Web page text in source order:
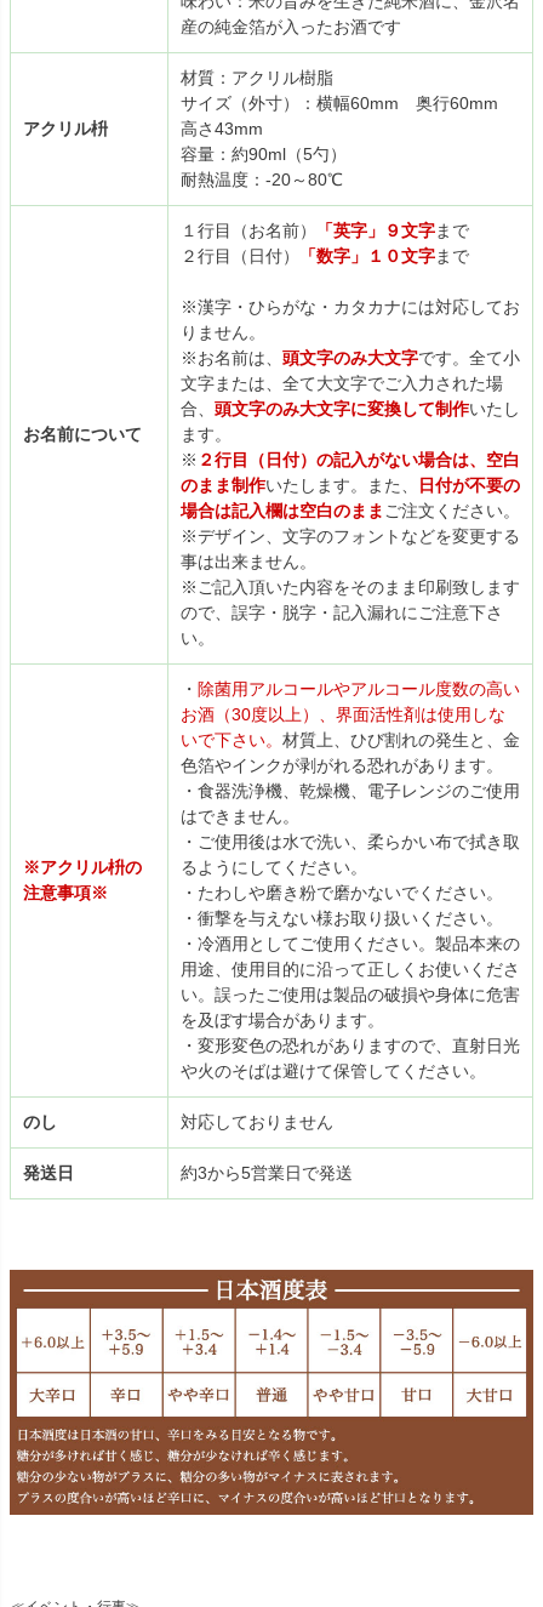
産の純金箔が入ったお酒です
アクリル枡
材質：アクリル樹脂
サイズ（外寸）：横幅60mm 奥行60mm
高さ43mm
容量：約90ml（5勺）
耐熱温度：-20～80℃
お名前について
１行目（お名前） 「英字」９文字まで
２行目（日付）
「数字」１０文字まで
※漢字・ひらがな・カタカナには対応してお
りません。
※お名前は、 頭文字のみ大文字です。全て小
文字または、全て大文字でご入力された場
合、 頭文字のみ大文字に変換して制作いたし
ます。
※ ２行目（日付）の記入がない場合は、空白
のまま制作いたします。また、
日付が不要の
場合は記入欄は空白のままご注文ください。
※デザイン、文字のフォントなどを変更する
事は出来ません。
※ご記入頂いた内容をそのまま印刷致します
ので、誤字・脱字・記入漏れにご注意下さ
い。
※アクリル枡の
注意事項※
・ 除菌用アルコールやアルコール度数の高い
お酒（30度以上）、界面活性剤は使用しな
いで下さい。 材質上、ひび割れの発生と、金
色箔やインクが剥がれる恐れがあります。
・食器洗浄機、乾燥機、電子レンジのご使用
はできません。
・ご使用後は水で洗い、柔らかい布で拭き取
るようにしてください。
・たわしや磨き粉で磨かないでください。
・衝撃を与えない様お取り扱いください。
・冷酒用としてご使用ください。製品本来の
用途、使用目的に沿って正しくお使いくださ
い。誤ったご使用は製品の破損や身体に危害
を及ぼす場合があります。
・変形変色の恐れがありますので、直射日光
や火のそばは避けて保管してください。
のし 対応しておりません
発送日 約3から5営業日で発送